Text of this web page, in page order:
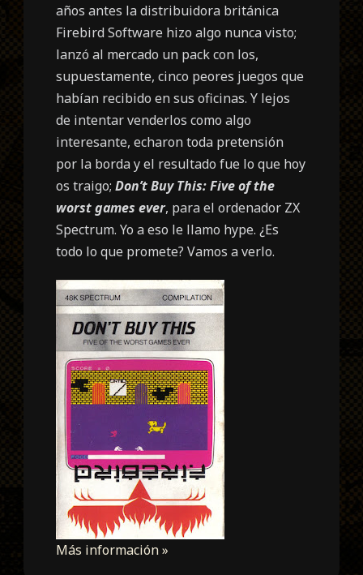
años antes la distribuidora británica
Firebird Software hizo algo nunca visto;
lanzó al mercado un pack con los,
supuestamente, cinco peores juegos que
habían recibido en sus oficinas. Y lejos
de intentar venderlos como algo
interesante, echaron toda pretensión
por la borda y el resultado fue lo que hoy
os traigo;Don’t Buy This: Five of the
worst games ever, para el ordenador ZX
Spectrum. Yo a eso le llamo hype. ¿Es
todo lo que promete? Vamos a verlo.
Más información »